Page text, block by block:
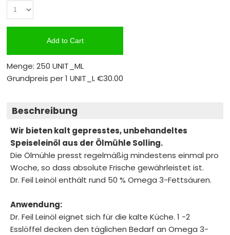
Add to Cart
Menge: 250 UNIT_ML
Grundpreis per 1 UNIT_L€30.00
Beschreibung
Wir bieten kalt gepresstes, unbehandeltes
Speiseleinöl aus der Ölmühle Solling.
Die Ölmühle presst regelmäßig mindestens einmal pro
Woche, so dass absolute Frische gewährleistet ist.
Dr. Feil Leinöl enthält rund 50 % Omega 3-Fettsäuren.
Anwendung:
Dr. Feil Leinöl eignet sich für die kalte Küche. 1 -2
Esslöffel decken den täglichen Bedarf an Omega 3-